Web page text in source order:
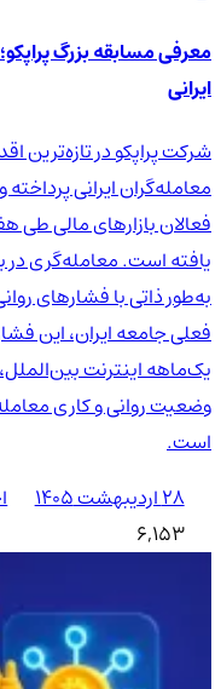
معرفی مسابقه بزرگ
ایرانی
شرکت پراپکو در تازه‌ترین
معامله‌گران ایرانی
فعالان بازارهای مالی
یافته است. معامله‌گری در
به‌طور ذاتی با فشارهای
فعلی جامعه ایران، این
یک‌ماهه اینترنت
وضعیت روانی و کاری
است.
۲۸ اردیبهشت ۱۴۰۵
6,153